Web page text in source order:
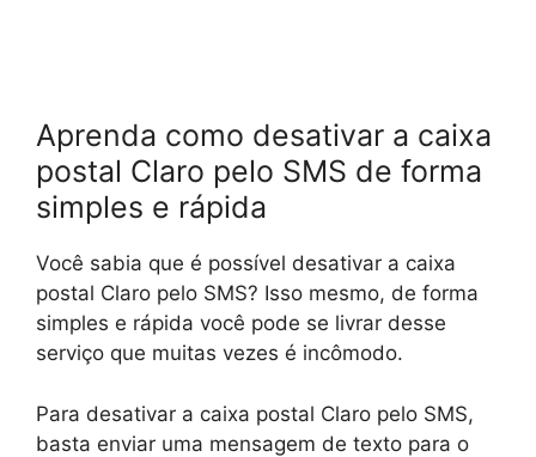
Aprenda como desativar a caixa
postal Claro pelo SMS de forma
simples e rápida
Você sabia que é possível desativar a caixa
postal Claro pelo SMS? Isso mesmo, de forma
simples e rápida você pode se livrar desse
serviço que muitas vezes é incômodo.
Para desativar a caixa postal Claro pelo SMS,
basta enviar uma mensagem de texto para o